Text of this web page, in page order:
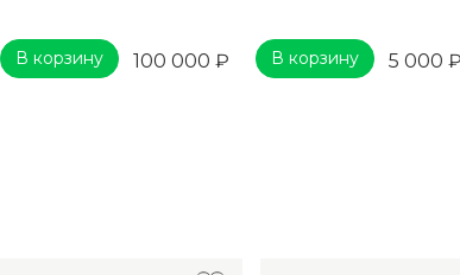
В корзину 100 000 ₽ В корзину 5 000 ₽